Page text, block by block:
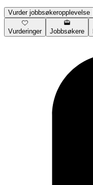
Vurder jobbsøkeropplevelse
Vurderinger Jobbsøkere